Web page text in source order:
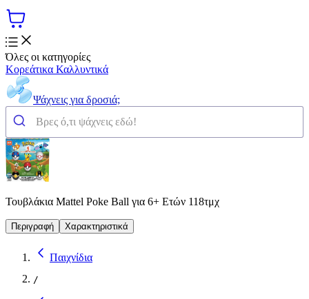
Όλες οι κατηγορίες
Κορεάτικα Καλλυντικά
Ψάχνεις για δροσιά;
Τουβλάκια Mattel Poke Ball για 6+ Ετών 118τμχ
Περιγραφή Χαρακτηριστικά
Παιχνίδια
/